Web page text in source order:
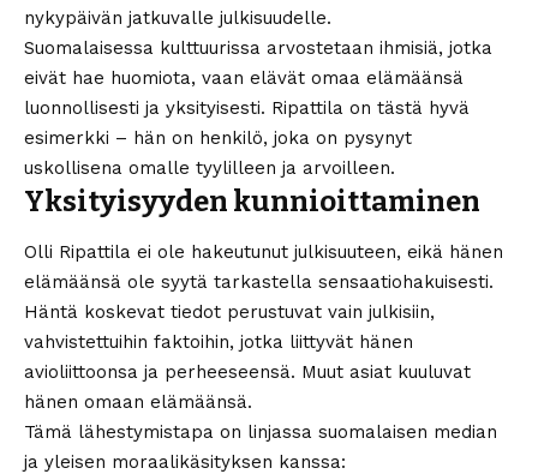
nykypäivän jatkuvalle julkisuudelle.
Suomalaisessa kulttuurissa arvostetaan ihmisiä, jotka
eivät hae huomiota, vaan elävät omaa elämäänsä
luonnollisesti ja yksityisesti. Ripattila on tästä hyvä
esimerkki – hän on henkilö, joka on pysynyt
uskollisena omalle tyylilleen ja arvoilleen.
Yksityisyyden kunnioittaminen
Olli Ripattila ei ole hakeutunut julkisuuteen, eikä hänen
elämäänsä ole syytä tarkastella sensaatiohakuisesti.
Häntä koskevat tiedot perustuvat vain julkisiin,
vahvistettuihin faktoihin, jotka liittyvät hänen
avioliittoonsa ja perheeseensä. Muut asiat kuuluvat
hänen omaan elämäänsä.
Tämä lähestymistapa on linjassa suomalaisen median
ja yleisen moraalikäsityksen kanssa: